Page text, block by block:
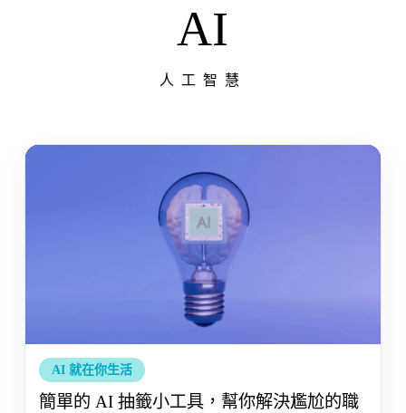
AI
人工智慧
AI 就在你生活
簡單的 AI 抽籤小工具，幫你解決尷尬的職